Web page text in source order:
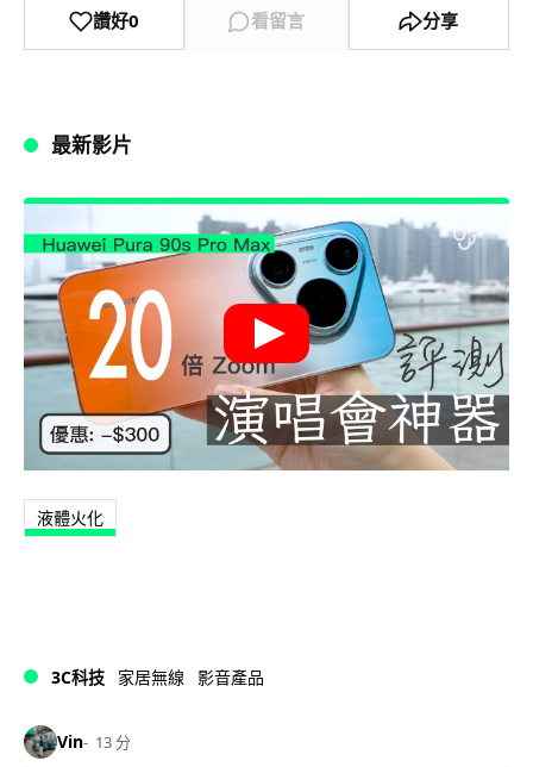
讚好0 看留言 分享
最新影片
液體火化
3C科技 家居無線 影音產品
Vin 13 分